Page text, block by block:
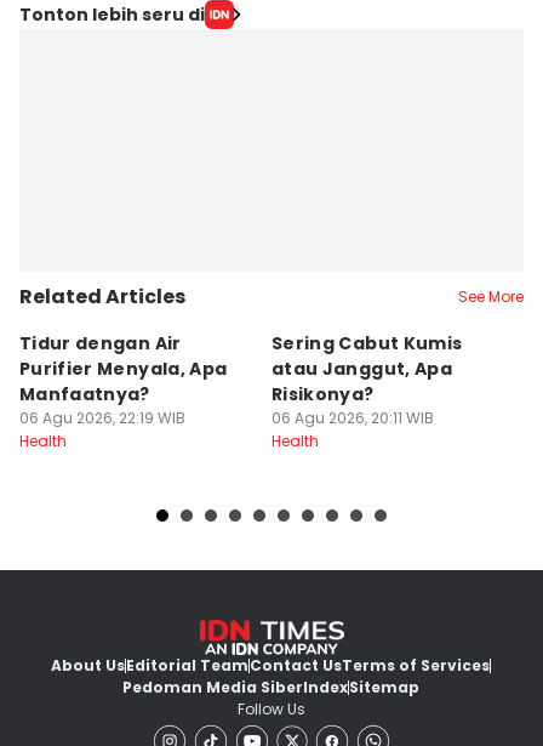
Tonton lebih seru di
Related Articles See More
Tidur dengan Air
Purifier Menyala, Apa
Manfaatnya?
06 Agu 2026, 22:19 WIB
Health
Sering Cabut Kumis
atau Janggut, Apa
Risikonya?
06 Agu 2026, 20:11 WIB
Health
About UsEditorial TeamContact UsTerms of Services
Pedoman Media SiberIndexSitemap
Follow Us